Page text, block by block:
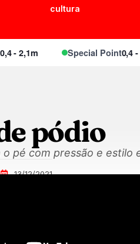
cultura
2,1m Special Point0,4 -
pódio
o pé com pressão e estilo
13/12/2021